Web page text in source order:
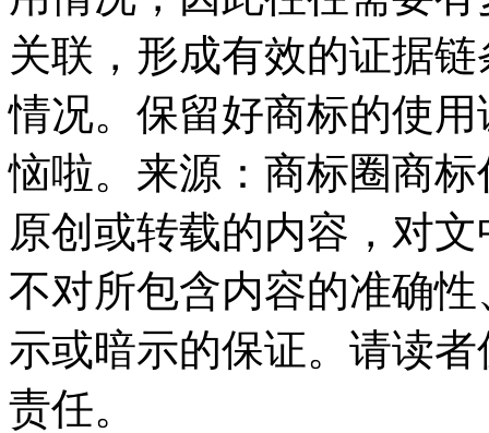
关联，形成有效的证据
情况。保留好商标的使
恼啦。来源：商标圈商
原创或转载的内容，对
不对所包含内容的准确
示或暗示的保证。请读
责任。